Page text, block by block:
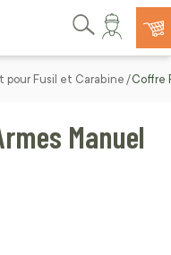
Rechercher
pour Fusil et Carabine Coffre
Manuel